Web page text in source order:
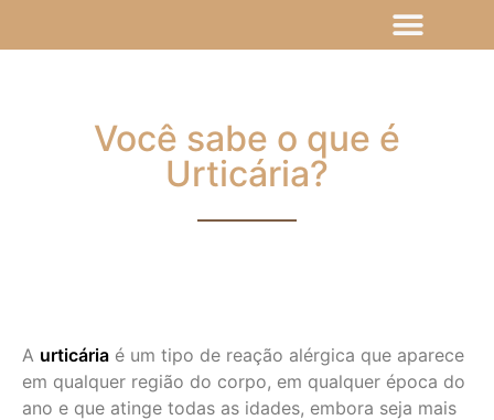
Você sabe o que é
Urticária?
A urticária é um tipo de reação alérgica que aparece
em qualquer região do corpo, em qualquer época do
ano e que atinge todas as idades, embora seja mais